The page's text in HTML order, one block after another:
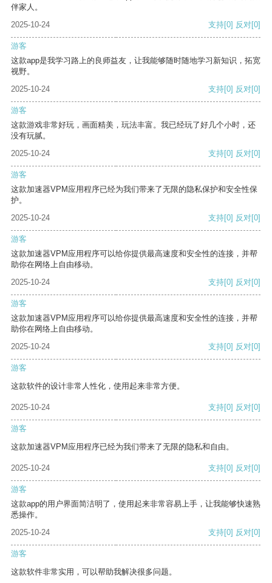
伴家人。
2025-10-24
支持[0] 反对[0]
游客
这款app是我学习路上的良师益友，让我能够随时随地学习新知识，拓宽
视野。
2025-10-24
支持[0] 反对[0]
游客
这款游戏非常好玩，画面精美，玩法丰富。我已经玩了好几个小时，还
没有玩腻。
2025-10-24
支持[0] 反对[0]
游客
这款加速器VPM应用程序已经为我们带来了无限的隐私保护和安全性保
护。
2025-10-24
支持[0] 反对[0]
游客
这款加速器VPM应用程序可以给你提供最高速度和安全性的连接，并帮
助你在网络上自由移动。
2025-10-24
支持[0] 反对[0]
游客
这款加速器VPM应用程序可以给你提供最高速度和安全性的连接，并帮
助你在网络上自由移动。
2025-10-24
支持[0] 反对[0]
游客
这款软件的设计非常人性化，使用起来非常方便。
2025-10-24 支持[0] 反对[0]
游客
这款加速器VPM应用程序已经为我们带来了无限的隐私和自由。
2025-10-24 支持[0] 反对[0]
游客
这款app的用户界面简洁明了，使用起来非常容易上手，让我能够快速熟
悉操作。
2025-10-24
支持[0] 反对[0]
游客
这款软件非常实用，可以帮助我解决很多问题。